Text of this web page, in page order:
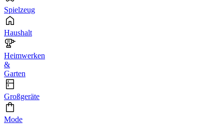
Spielzeug
Haushalt
Heimwerken
&
Garten
Großgeräte
Mode